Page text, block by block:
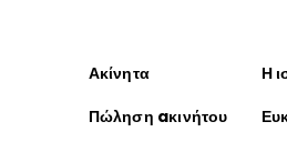
Ακίνητα
Η
Πώληση aκινήτου